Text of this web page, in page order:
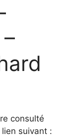
consulté
lien suivant :